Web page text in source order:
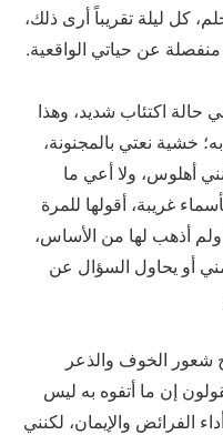
كل ليلة تقريباً أرى ذلك،
عن حياتي الواقعية.
حالة اكتئاب شديد، وهذا
خشية نعتي بالمجنونة،
أهلوس، ولا أعي ما
غريبة، أقولها للمرة
ولم أذهب لها من الأساس،
أو يحاول السؤال عن
شعور الخوف والذعر
إن ما أتفوه به ليس
الفرائض والإيمان، لكنني